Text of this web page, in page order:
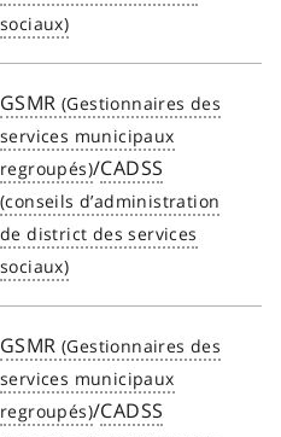
GSMR
/CADSS
GSMR
/CADSS